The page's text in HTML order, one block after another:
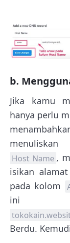
b.
Jika kamu
hanya perlu
menuliskan
Host Name ,
isikan
pada kolom
ini
Berdu.